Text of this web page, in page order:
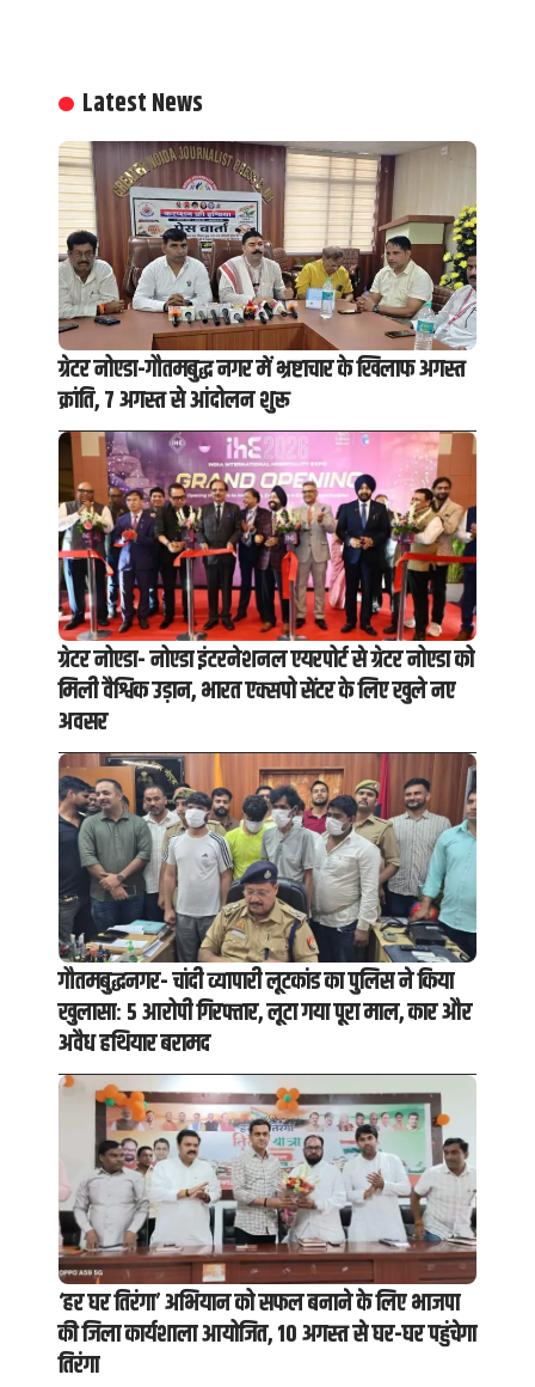
Latest News
ग्रेटर नोएडा-गौतमबुद्ध नगर में भ्रष्टाचार के खिलाफ अगस्त
क्रांति, 7 अगस्त से आंदोलन शुरू
ग्रेटर नोएडा- नोएडा इंटरनेशनल एयरपोर्ट से ग्रेटर नोएडा को
मिली वैश्विक उड़ान, भारत एक्सपो सेंटर के लिए खुले नए
अवसर
गौतमबुद्धनगर- चांदी व्यापारी लूटकांड का पुलिस ने किया
खुलासा: 5 आरोपी गिरफ्तार, लूटा गया पूरा माल, कार और
अवैध हथियार बरामद
‘हर घर तिरंगा’ अभियान को सफल बनाने के लिए भाजपा
की जिला कार्यशाला आयोजित, 10 अगस्त से घर-घर पहुंचेगा
तिरंगा